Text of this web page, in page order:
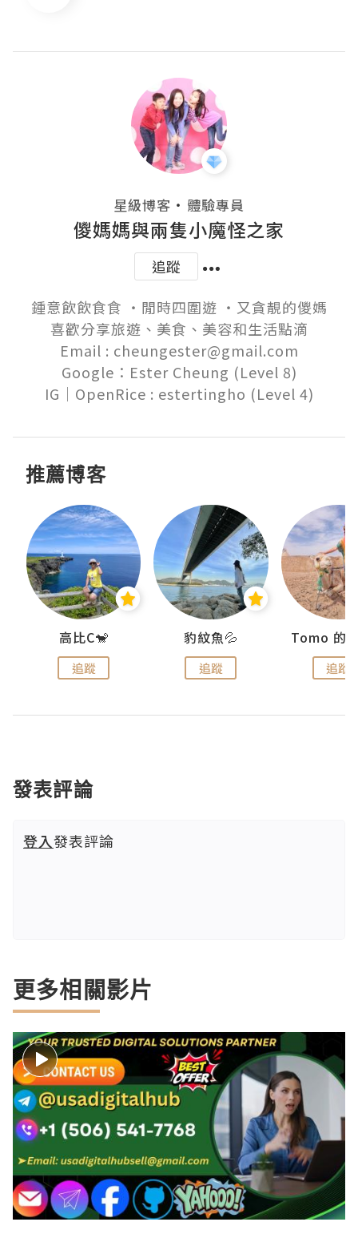
星級博客 ・ 體驗專員
儍媽媽與兩隻小魔怪之家
追蹤
鍾意飲飲食食 ‧閒時四圍遊 ‧又貪靚的儍媽
喜歡分享旅遊、美食、美容和生活點滴
Email : cheungester@gmail.com
Google：Ester Cheung (Level 8)
推薦博客
高比C🐒
追蹤
豹紋魚💦
追蹤 追蹤
發表評論
登入發表評論
更多相關影片